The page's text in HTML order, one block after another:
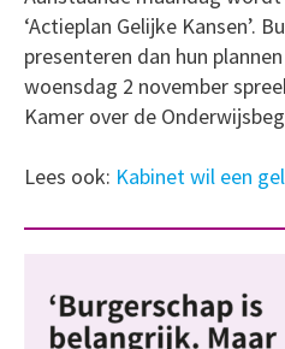
‘Actieplan Gelijke Kansen’.
presenteren dan hun
woensdag 2 november
Kamer over de
Lees ook: Kabinet wil een